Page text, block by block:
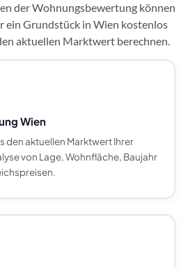
der Wohnungsbewertung können
ein Grundstück in Wien kostenlos
aktuellen Marktwert berechnen.
Wien
den aktuellen Marktwert Ihrer
von Lage, Wohnfläche, Baujahr